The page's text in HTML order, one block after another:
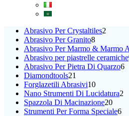
Abrasivo Per Crystaltiles2
Abrasivo Per Granito88
prodotti
Abrasivo Per Marmo & Marmo
Abrasivo per piastrelle ceramiche
Abrasivo Per Pietra Di Quarzo66
Diamondtools21
prodotti
Forglazetili Abrasivi1010
prodotti
Nano Strumenti Di Lucidatura2
Spazzola Di Macinazione2020
Strumenti Per Forma Speciale66